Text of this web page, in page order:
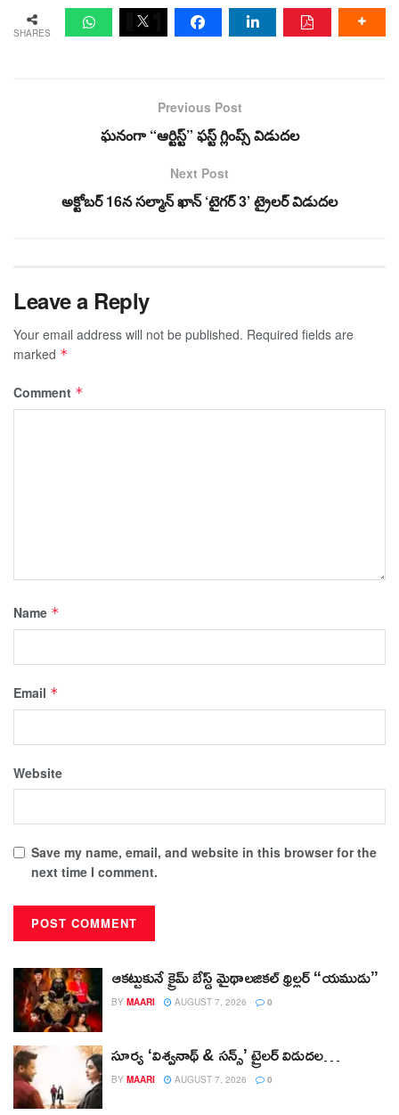
SHARES
Previous Post
ఘనంగా “ఆర్టిస్ట్” ఫస్ట్ గ్లింప్స్ విడుదల
Next Post
అక్టోబర్ 16న సల్మాన్ ఖాన్ ‘టైగర్ 3’ ట్రైలర్ విడుదల
Leave a Reply
Your email address will not be published. Required fields are
marked *
Comment *
Name *
Email *
Website
Save my name, email, and website in this browser for the
next time I comment.
ఆకట్టుకునే క్రైమ్ బేస్డ్ మైథాలజికల్ థ్రిల్లర్ “యముడు”
BY MAARI AUGUST 7, 2026 0
సూర్య ‘విశ్వనాథ్ & సన్స్’ ట్రైలర్ విడుదల…
BY MAARI AUGUST 7, 2026 0